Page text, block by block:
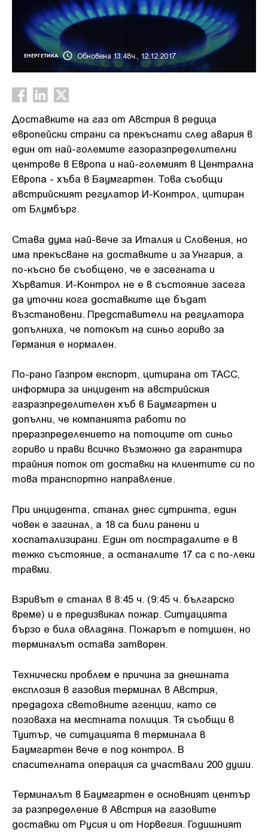
ЕНЕРГЕТИКА Обновена 13:48ч., 12.12.2017
Доставките на газ от Австрия в редица
европейски страни са прекъснати след авария в
един от най-големите газоразпределителни
центрове в Европа и най-големият в Централна
Европа - хъба в Баумгартен. Това съобщи
австрийският регулатор И-Контрол, цитиран
от Блумбърг.
Става дума най-вече за Италия и Словения, но
има прекъсване на доставките и за Унгария, а
по-късно бе съобщено, че е засегната и
Хърватия. И-Контрол не е в състояние засега
да уточни кога доставките ще бъдат
възстановени. Представители на регулатора
допълниха, че потокът на синьо гориво за
Германия е нормален.
По-рано Газпром експорт, цитирана от ТАСС,
информира за инцидент на австрийския
газразпределителен хъб в Баумгартен и
допълни, че компанията работи по
преразпределението на потоците от синьо
гориво и прави всичко възможно да гарантира
трайния поток от доставки на клиентите си по
това транспортно направление.
При инцидента, станал днес сутринта, един
човек е загинал, а 18 са били ранени и
хоспатализирани. Един от пострадалите е в
тежко състояние, а останалите 17 са с по-леки
травми.
Взривът е станал в 8:45 ч. (9:45 ч. българско
време) и е предизвикал пожар. Ситуацията
бързо е била овладяна. Пожарът е потушен, но
терминалът остава затворен.
Технически проблем е причина за днешната
експлозия в газовия терминал в Австрия,
предадоха световните агенции, като се
позоваха на местната полиция. Тя съобщи в
Туитър, че ситуацията в терминала в
Баумгартен вече е под контрол. В
спасителната операция са участвали 200 души.
Терминалът в Баумгартен е основният център
за разпределение в Австрия на газовите
доставки от Русия и от Норвегия. Годишният